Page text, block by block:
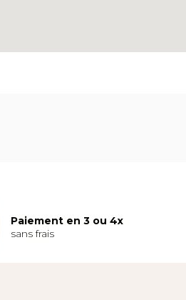
Paiement en 3 ou 4x
sans frais